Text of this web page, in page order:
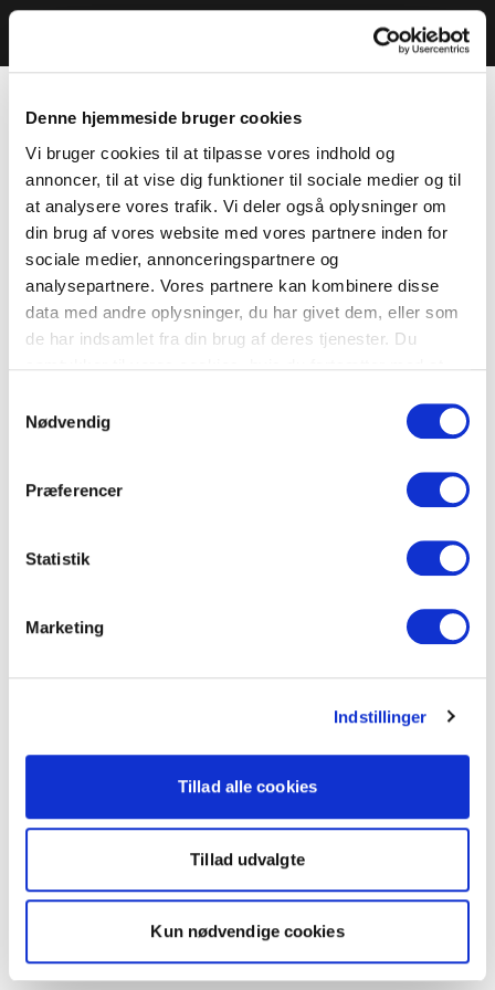
Denne hjemmeside bruger cookies
Vi bruger cookies til at tilpasse vores indhold og
annoncer, til at vise dig funktioner til sociale medier og til
at analysere vores trafik. Vi deler også oplysninger om
din brug af vores website med vores partnere inden for
sociale medier, annonceringspartnere og
analysepartnere. Vores partnere kan kombinere disse
data med andre oplysninger, du har givet dem, eller som
de har indsamlet fra din brug af deres tjenester. Du
Nødvendig
Præferencer
Statistik
Marketing
Indstillinger
Tillad alle cookies
Tillad udvalgte
Kun nødvendige cookies